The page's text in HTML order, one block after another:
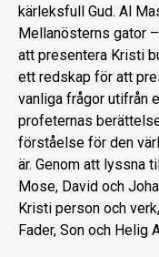
kärleksfull Gud. Al
Mellanösterns gator
att presentera Kristi
ett redskap för att
vanliga frågor utifrån
profeternas
förståelse för den
är. Genom att lyssna
Mose, David och
Kristi person och
Fader, Son och Helig